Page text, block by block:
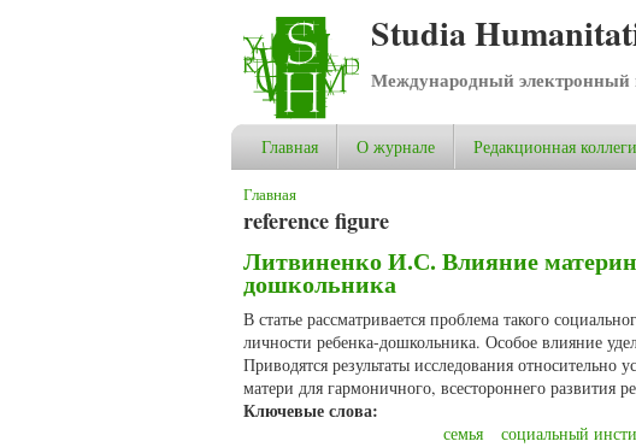
Studia
Международный электронный
Главная О журнале Редакционная
Вы здесь
Главная
reference figure
Литвиненко И.С. Влияние
дошкольника
В статье рассматривается проблема такого
личности ребенка-дошкольника. Особое влияние
Приводятся результаты исследования относительно
матери для гармоничного, всестороннего развития
Ключевые слова:
семья социальный